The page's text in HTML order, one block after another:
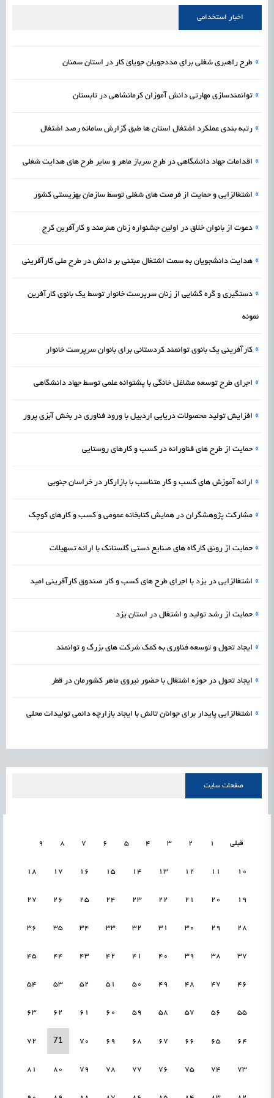
اشتغال و کارآفرینی
اخبار استخدامی
» طرح راهبری شغلی برای مددجویان جویای کار در استان سمنان
» توانمندسازی مهارتی دانش آموزان کرمانشاهی در تابستان
» رتبه بندی عملکرد اشتغال استان ها طبق گزارش سامانه رصد اشتغال
» اقدامات جهاد دانشگاهی در طرح سرباز ماهر و سایر طرح های هدایت شغلی
» اشتغالزایی و حمایت از فرصت های شغلی توسط سازمان بهزیستی کشور
» دعوت از بانوان خلاق در اولین جشنواره زنان هنرمند و کارآفرین کرج
» هدایت دانشجویان به سمت اشتغال مبتنی بر دانش در طرح ملی کارآفرینی
» دستگیری و گره گشایی از زنان سرپرست خانوار توسط یک بانوی کارآفرین
نمونه
» کارآفرینی یک بانوی توانمند کردستانی برای بانوان سرپرست خانوار
» اجرای طرح توسعه مشاغل خانگی با پشتوانه علمی توسط جهاد دانشگاهی
» افزایش تولید محصولات دریایی اردبیل با ورود فناوری در بخش آبزی پرور
» حمایت از طرح های فناورانه در کسب و کارهای روستایی
» ارائه آموزش های کسب و کار متناسب با بازارکار در خراسان جنوبی
» مشارکت پژوهشگران در همایش کتابخانه عمومی و کسب و کارهای کوچک
» حمایت از رونق کارگاه های صنایع دستی گلستانک با ارائه تسهیلات
» اشتغالزایی در یزد با اجرای طرح های کسب و کار صندوق کارآفرینی امید
» حمایت از رشد تولید و اشتغال در استان یزد
» ایجاد تحول و توسعه فناوری به کمک شرکت های بزرگ و توانمند
» ایجاد تحول در حوزه اشتغال با حضور نیروی ماهر کشورمان در قطر
» اشتغالزایی پایدار برای جوانان تالش با ایجاد بازارچه دائمی تولیدات محلی
صفحات سایت
قبلی 1
2
3
4
5
6
7
8
9
10
11
12
13
14
15
16
17
18
19
20
21
22
23
24
25
26
27
28
29
30
31
32
33
34
35
36
37
38
39
40
41
42
43
44
45
46
47
48
49
50
51
52
53
54
55
56
57
58
59
60
61
62
63
64
65
66
67
68
69
70
71
72
73
74
75
76
77
78
79
80
81